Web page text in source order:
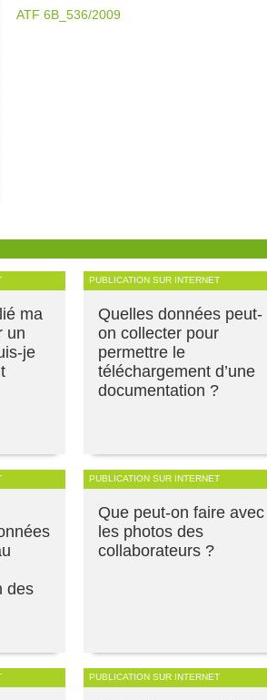
ATF 6B_536/2009
ma
un
je
PUBLICATION SUR INTERNET
Quelles données peut-
on collecter pour
permettre le
téléchargement d’une
documentation ?
des
PUBLICATION SUR INTERNET
Que peut-on faire avec
les photos des
collaborateurs ?
PUBLICATION SUR INTERNET